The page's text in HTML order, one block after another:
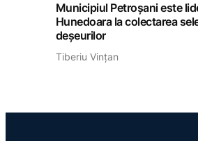
Municipiul Petroșani este
Hunedoara la colectarea
deșeurilor
Tiberiu Vințan